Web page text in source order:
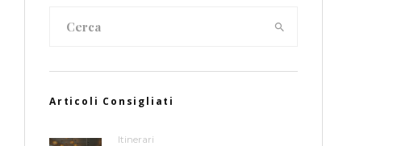
Articoli Consigliati
Itinerari